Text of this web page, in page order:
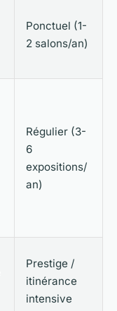
Ponctuel (1-
2 salons/an)
Régulier (3-
6
expositions/
an)
Prestige /
itinérance
intensive